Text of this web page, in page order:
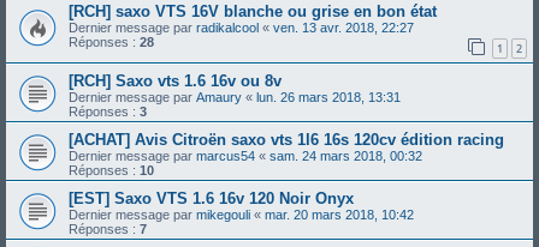
[RCH] saxo VTS 16V blanche ou grise en bon état
Dernier message par radikalcool « ven. 13 avr. 2018, 22:27
Réponses : 28 1 2
[RCH] Saxo vts 1.6 16v ou 8v
Dernier message par Amaury « lun. 26 mars 2018, 13:31
Réponses : 3
[ACHAT] Avis Citroën saxo vts 1l6 16s 120cv édition racing
Dernier message par marcus54 « sam. 24 mars 2018, 00:32
Réponses : 10
[EST] Saxo VTS 1.6 16v 120 Noir Onyx
Dernier message par mikegouli « mar. 20 mars 2018, 10:42
Réponses : 7